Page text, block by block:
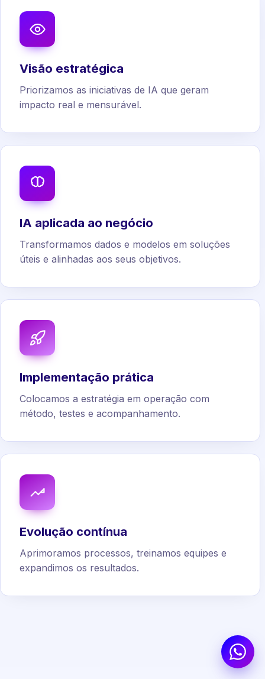
Visão estratégica
Priorizamos as iniciativas de IA que geram
impacto real e mensurável.
IA aplicada ao negócio
Transformamos dados e modelos em soluções
úteis e alinhadas aos seus objetivos.
Implementação prática
Colocamos a estratégia em operação com
método, testes e acompanhamento.
Evolução contínua
Aprimoramos processos, treinamos equipes e
expandimos os resultados.